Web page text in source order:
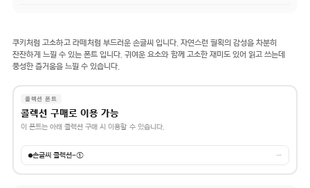
쿠키처럼 고소하고 라떼처럼 부드러운 손글씨 입니다. 자연스런 필획의 감성을 차분히
잔잔하게 느낄 수 있는 폰트 입니다. 귀여운 요소와 함께 고소한 재미도 있어 읽고 쓰는데
풍성한 즐거움을 느낄 수 있습니다.
콜렉션 폰트
콜렉션 구매로 이용 가능
이 폰트는 아래 콜렉션 구매 시 이용할 수 있습니다.
손글씨 콜렉션-① →